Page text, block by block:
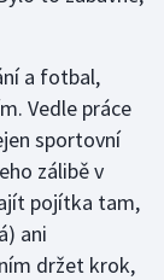
a fotbal,
Vedle práce
sportovní
zálibě v
pojítka tam,
ani
držet krok,